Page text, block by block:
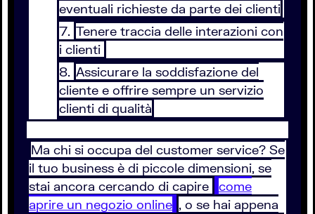
eventuali richieste da parte dei clienti
Tenere traccia delle interazioni con
i clienti
Assicurare la soddisfazione del
cliente e offrire sempre un servizio
clienti di qualità
Ma chi si occupa del customer service? Se
il tuo business è di piccole dimensioni, se
stai ancora cercando di capire
come
aprire un negozio online , o se hai appena